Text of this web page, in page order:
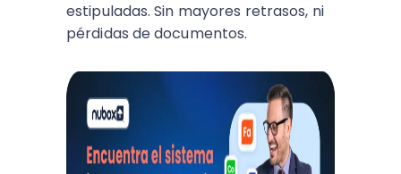
estipuladas. Sin mayores retrasos, ni
pérdidas de documentos.